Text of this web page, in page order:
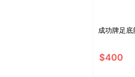
成功牌足
$400